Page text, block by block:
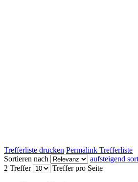
Trefferliste drucken Permalink Trefferliste
Sortieren nach
aufsteigend
2 Treffer
Treffer pro Seite